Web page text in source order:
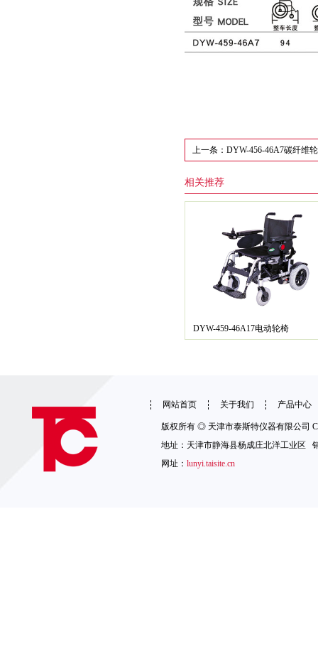
上一条：DYW-456-46A7碳纤维
相关推荐
DYW-459-46A17电动轮椅
网站首页 关于我们 产品中心
版权所有 ◎ 天津市泰斯特仪器有限公司
地址：天津市静海县杨成庄北洋工业区
网址： lunyi.taisite.cn